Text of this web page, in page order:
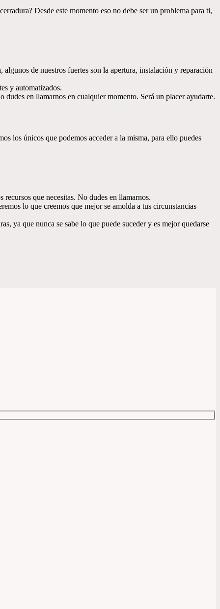
Desde este momento eso no debe ser un problema para ti,
de nuestros fuertes son la apertura, instalación y reparación
y automatizados.
en llamarnos en cualquier momento. Será un placer ayudarte.
los únicos que podemos acceder a la misma, para ello puedes
que necesitas. No dudes en llamarnos.
lo que creemos que mejor se amolda a tus circunstancias
ya que nunca se sabe lo que puede suceder y es mejor quedarse